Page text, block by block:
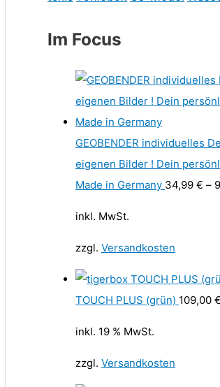
Im Focus
GEOBENDER individuelles
eigenen Bilder ! Dein
Made in Germany 34,99 € –
inkl. MwSt.
zzgl. Versandkosten
TOUCH PLUS (grün) 109,00 €
inkl. 19 % MwSt.
zzgl. Versandkosten